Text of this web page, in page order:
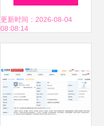
场或引行业变局
更新时间：2026-08-04
08:08:14